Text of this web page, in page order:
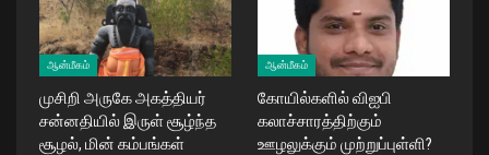
ஆன்மீகம்
முசிறி அருகே அகத்தியர்
சன்னதியில் இருள் சூழ்ந்த
சூழல், மின் கம்பங்கள்
ஆன்மீகம்
கோயில்களில் விஐபி
கலாச்சாரத்திற்கும்
ஊழலுக்கும் முற்றுப்புள்ளி?